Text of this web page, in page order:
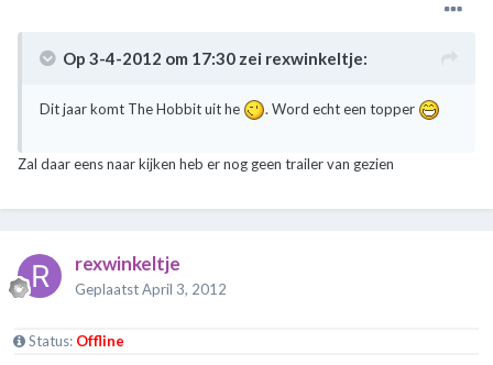
Op 3-4-2012 om 17:30 zei rexwinkeltje:
Dit jaar komt The Hobbit uit he . Word echt een topper
Zal daar eens naar kijken heb er nog geen trailer van gezien
rexwinkeltje
GeplaatstApril 3, 2012
Status: Offline